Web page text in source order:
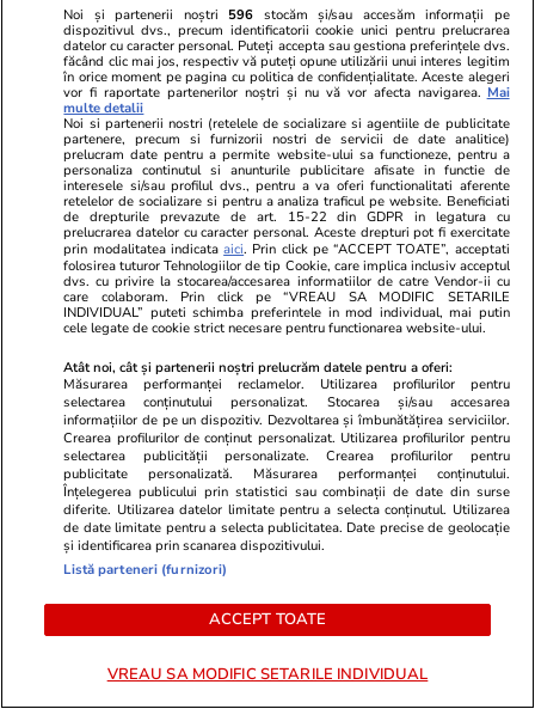
Lifestyle 28 iul.
Amendă de 350 de euro pentru
șoferii care lasă mașina pornită ca
să-și cumpere cafea sau gustări,
în Grecia
Vacanțe și
Unde se
din lume și
la ea: nu
electricitate
Lifestyle 26 iul.
Ploaia de meteori Delta
Aquaride 2026: când o poți
Noi și partenerii noștri 596 stocăm și/sau accesăm informații pe
dispozitivul dvs., precum identificatorii cookie unici pentru prelucrarea
datelor cu caracter personal. Puteți accepta sau gestiona preferințele dvs.
făcând clic mai jos, respectiv vă puteți opune utilizării unui interes legitim
în orice moment pe pagina cu politica de confidențialitate. Aceste alegeri
vor fi raportate partenerilor noștri și nu vă vor afecta navigarea. Mai
multe detalii
Noi si partenerii nostri (retelele de socializare si agentiile de publicitate
partenere, precum si furnizorii nostri de servicii de date analitice)
prelucram date pentru a permite website-ului sa functioneze, pentru a
personaliza continutul si anunturile publicitare afisate in functie de
interesele si/sau profilul dvs., pentru a va oferi functionalitati aferente
retelelor de socializare si pentru a analiza traficul pe website. Beneficiati
de drepturile prevazute de art. 15-22 din GDPR in legatura cu
prelucrarea datelor cu caracter personal. Aceste drepturi pot fi exercitate
prin modalitatea indicataaici. Prin click pe “ACCEPT TOATE”, acceptati
folosirea tuturor Tehnologiilor de tip Cookie, care implica inclusiv acceptul
dvs. cu privire la stocarea/accesarea informatiilor de catre Vendor-ii cu
care colaboram. Prin click pe “VREAU SA MODIFIC SETARILE
INDIVIDUAL” puteti schimba preferintele in mod individual, mai putin
cele legate de cookie strict necesare pentru functionarea website-ului.
Atât noi, cât și partenerii noștri prelucrăm datele pentru a oferi:
Măsurarea performanței reclamelor. Utilizarea profilurilor pentru
selectarea conținutului personalizat. Stocarea și/sau accesarea
informațiilor de pe un dispozitiv. Dezvoltarea și îmbunătățirea serviciilor.
Crearea profilurilor de conținut personalizat. Utilizarea profilurilor pentru
selectarea publicității personalizate. Crearea profilurilor pentru
publicitate personalizată. Măsurarea performanței conținutului.
Înțelegerea publicului prin statistici sau combinații de date din surse
diferite. Utilizarea datelor limitate pentru a selecta conținutul. Utilizarea
de date limitate pentru a selecta publicitatea. Date precise de geolocație
și identificarea prin scanarea dispozitivului.
Listă parteneri (furnizori)
ACCEPT TOATE
VREAU SA MODIFIC SETARILE INDIVIDUAL